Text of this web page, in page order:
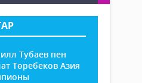
Тубаев пен
Төребеков Азия